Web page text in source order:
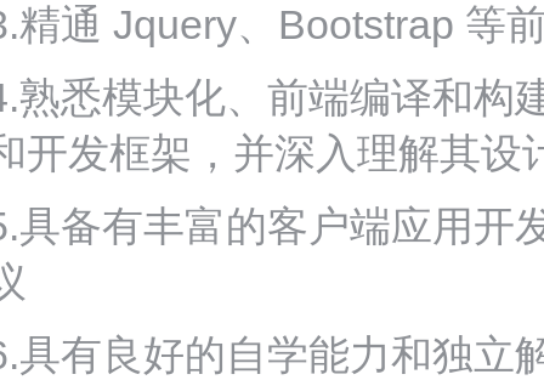
精通 Jquery、Bootstrap 等
熟悉模块化、前端编译和构
开发框架，并深入理解其设
具备有丰富的客户端应用开
具有良好的自学能力和独立